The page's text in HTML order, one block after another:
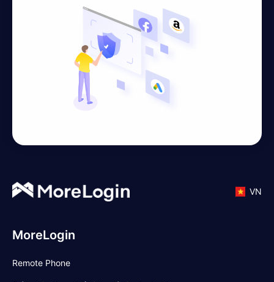
VN
MoreLogin
Remote Phone